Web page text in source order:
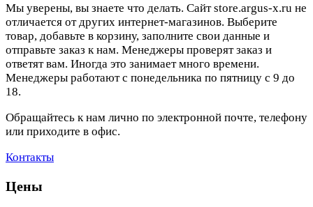
Мы уверены, вы знаете что делать. Сайт store.argus-x.ru не
отличается от других интернет-магазинов. Выберите
товар, добавьте в корзину, заполните свои данные и
отправьте заказ к нам. Менеджеры проверят заказ и
ответят вам. Иногда это занимает много времени.
Менеджеры работают с понедельника по пятницу с 9 до
18.
Обращайтесь к нам лично по электронной почте, телефону
или приходите в офис.
Контакты
Цены